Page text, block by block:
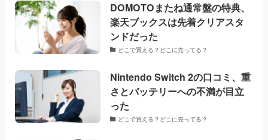
DOMOTOまたね通常盤の特典、
楽天ブックスは先着クリアスタ
ンドだった
どこで買える？どこに売ってる？
Nintendo Switch 2の口コミ、重
さとバッテリーへの不満が目立
った
どこで買える？どこに売ってる？